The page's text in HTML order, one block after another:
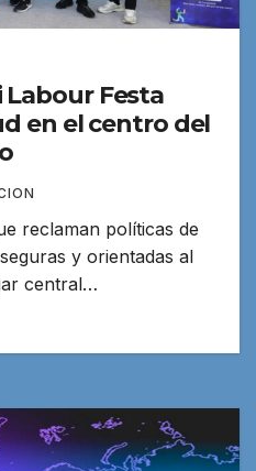
Labour Festa
en el centro del
reclaman políticas de
y orientadas al
central…